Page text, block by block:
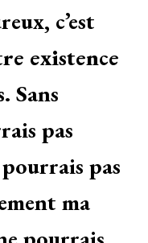
c’est
existence
. Sans
pas
pas
ma